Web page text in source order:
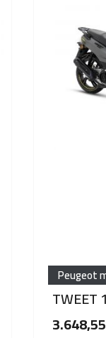
Peugeot
TWEET
3.648,55